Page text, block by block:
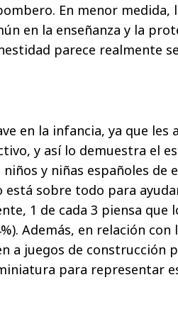
En menor medida,
en la enseñanza y la
parece realmente
en la infancia, ya que les
y así lo demuestra el
y niñas españoles de
está sobre todo para
1 de cada 3 piensa que
Además, en relación con
a juegos de construcción
para representar